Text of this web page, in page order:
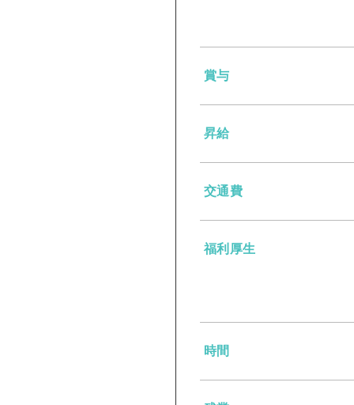
賞与
昇給
交通費
福利厚生
時間